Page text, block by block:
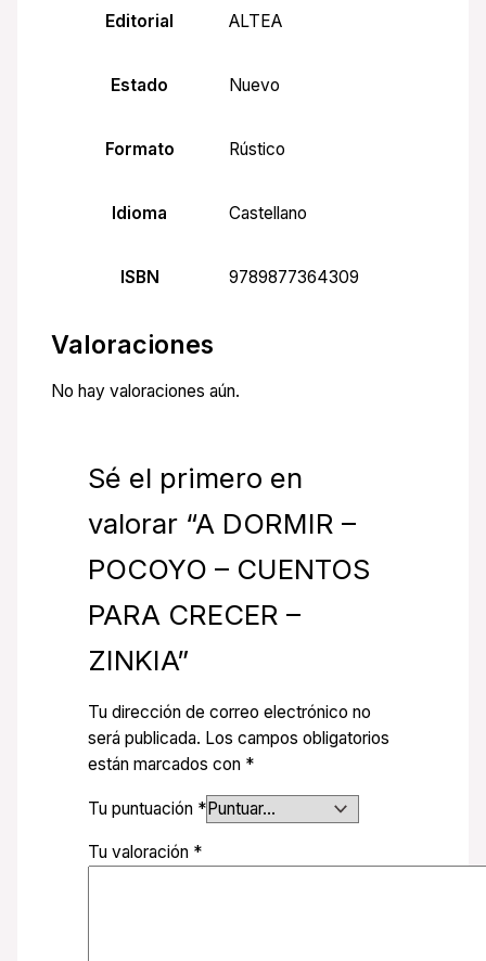
Editorial ALTEA
Estado Nuevo
Formato Rústico
Idioma Castellano
ISBN 9789877364309
Valoraciones
No hay valoraciones aún.
Sé el primero en
valorar “A DORMIR –
POCOYO – CUENTOS
PARA CRECER –
ZINKIA”
Tu dirección de correo electrónico no
será publicada. Los campos obligatorios
están marcados con *
Tu puntuación *
Tu valoración *